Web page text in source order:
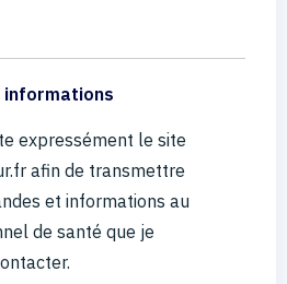
informations
expressément le site
afin de transmettre
et informations au
de santé que je